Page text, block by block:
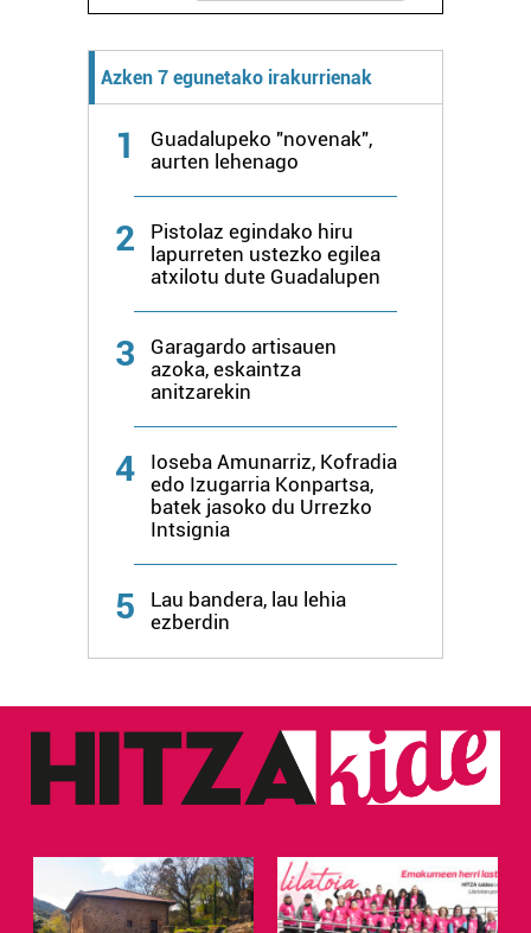
Azken 7 egunetako irakurrienak
1
Guadalupeko "novenak",
aurten lehenago
2
Pistolaz egindako hiru
lapurreten ustezko egilea
atxilotu dute Guadalupen
3
Garagardo artisauen
azoka, eskaintza
anitzarekin
4
Ioseba Amunarriz, Kofradia
edo Izugarria Konpartsa,
batek jasoko du Urrezko
Intsignia
5
Lau bandera, lau lehia
ezberdin